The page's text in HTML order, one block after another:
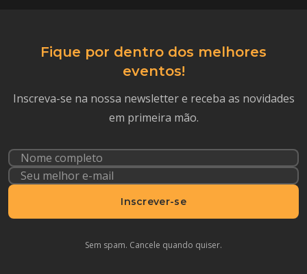
Fique por dentro dos melhores
eventos!
Inscreva-se na nossa newsletter e receba as novidades
em primeira mão.
Inscrever-se
Sem spam. Cancele quando quiser.